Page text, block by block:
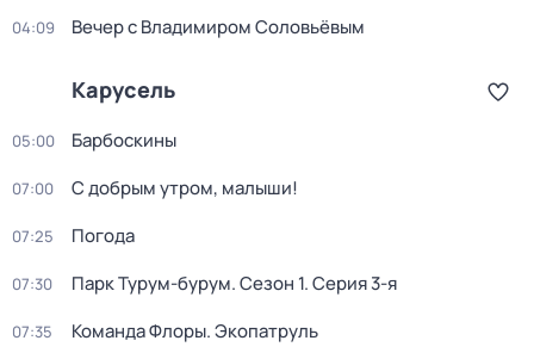
04:09 Вечер с Владимиром Соловьёвым
Карусель
05:00 Барбоскины
07:00 С добрым утром, малыши!
07:25 Погода
07:30 Парк Турум-бурум. Сезон 1. Серия 3-я
07:35 Команда Флоры. Экопатруль